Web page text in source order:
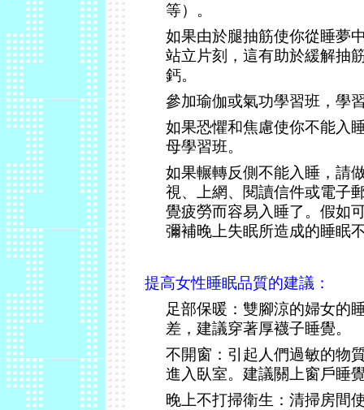
等）。
如果由於腿抽筋使你從睡夢
站立片刻，這有助於緩解抽
鈣。
參加瑜伽或氣功學習班，學
如果恐懼和焦慮使你不能入
母學習班。
如果輾轉反側不能入睡，請
視、上網、閱讀信件或電子
覺疲勞而容易入睡了。假如
彌補晚上失眠所造成的睡眠
提高女性睡眠品質的建議：
足部保暖：雙腳涼的婦女的
差，建議穿著厚襪子睡覺。
不開窗：引起人們過敏的物
進入臥室。建議關上窗戶睡
晚上不打掃衛生：清掃房間